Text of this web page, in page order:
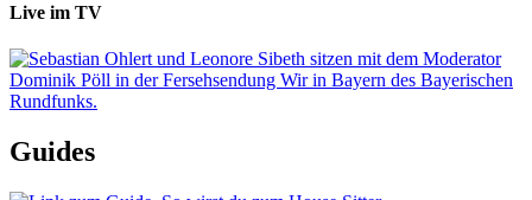
Live im TV
Guides